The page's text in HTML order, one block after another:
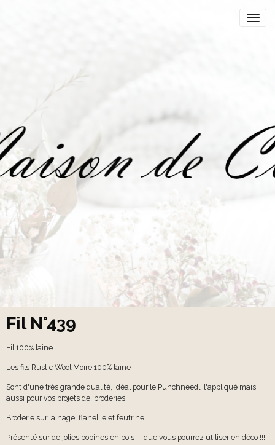
Fil N°439
Fil 100% laine
Les fils Rustic Wool Moire 100% laine
Sont d'une très grande qualité, idéal pour le Punchneedl, l'appliqué mais
aussi pour vos projets de broderies.
Broderie sur lainage, flanellle et feutrine
Présenté sur de jolies bobines en bois !!! que vous pourrez utiliser en déco !!!